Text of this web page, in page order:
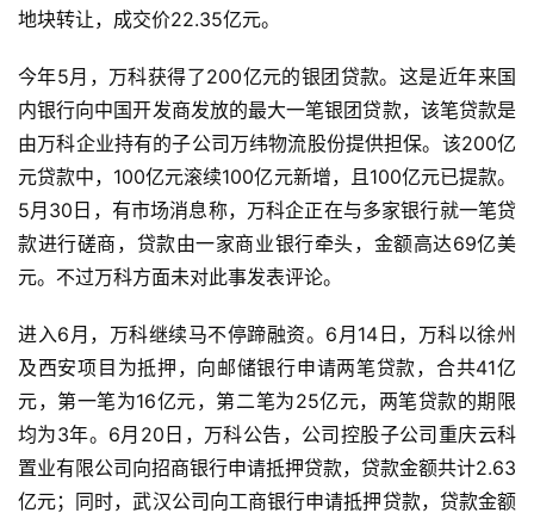
地块转让，成交价22.35亿元。
今年5月，万科获得了200亿元的银团贷款。这是近年来国
内银行向中国开发商发放的最大一笔银团贷款，该笔贷款是
由万科企业持有的子公司万纬物流股份提供担保。该200亿
元贷款中，100亿元滚续100亿元新增，且100亿元已提款。
5月30日，有市场消息称，万科企正在与多家银行就一笔贷
款进行磋商，贷款由一家商业银行牵头，金额高达69亿美
元。不过万科方面未对此事发表评论。
进入6月，万科继续马不停蹄融资。6月14日，万科以徐州
及西安项目为抵押，向邮储银行申请两笔贷款，合共41亿
元，第一笔为16亿元，第二笔为25亿元，两笔贷款的期限
均为3年。6月20日，万科公告，公司控股子公司重庆云科
置业有限公司向招商银行申请抵押贷款，贷款金额共计2.63
亿元；同时，武汉公司向工商银行申请抵押贷款，贷款金额